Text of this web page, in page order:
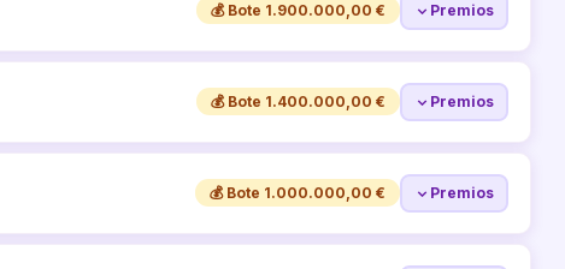
💰 Bote 1.900.000,00 € Premios
💰 Bote 1.400.000,00 € Premios
💰 Bote 1.000.000,00 € Premios